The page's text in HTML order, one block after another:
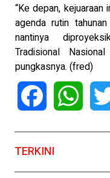
“Ke depan,
agenda rutin
nantinya
Tradisional
pungkasnya. (fred)
TERKINI